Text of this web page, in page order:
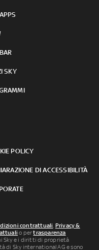
SKY
POLICY
DI ACCESSIBILITÀ
contrattuali Privacy &
o pertrasparenza
Sky e i diritti di proprietà
di Sky international AG e sono